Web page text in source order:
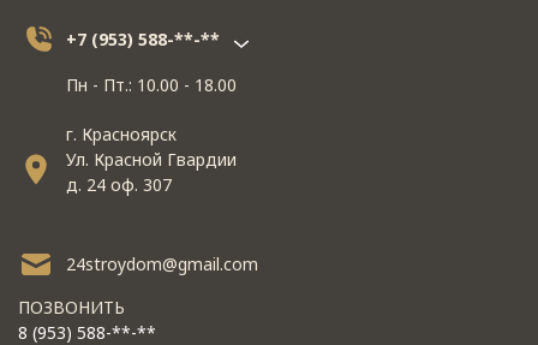
+7 (953) 588-**-**
Пн - Пт.: 10.00 - 18.00
г. Красноярск
Ул. Красной Гвардии
д. 24 оф. 307
24stroydom@gmail.com
ПОЗВОНИТЬ
8 (953) 588-**-**